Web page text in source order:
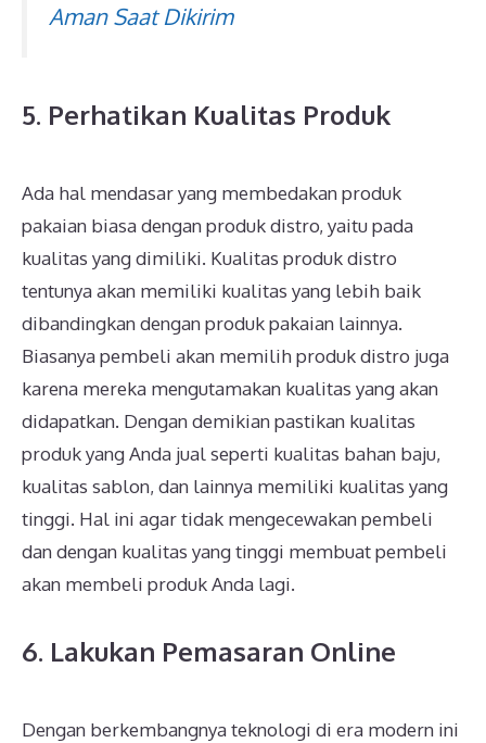
Aman Saat Dikirim
5. Perhatikan Kualitas Produk
Ada hal mendasar yang membedakan produk
pakaian biasa dengan produk distro, yaitu pada
kualitas yang dimiliki. Kualitas produk distro
tentunya akan memiliki kualitas yang lebih baik
dibandingkan dengan produk pakaian lainnya.
Biasanya pembeli akan memilih produk distro juga
karena mereka mengutamakan kualitas yang akan
didapatkan. Dengan demikian pastikan kualitas
produk yang Anda jual seperti kualitas bahan baju,
kualitas sablon, dan lainnya memiliki kualitas yang
tinggi. Hal ini agar tidak mengecewakan pembeli
dan dengan kualitas yang tinggi membuat pembeli
akan membeli produk Anda lagi.
6. Lakukan Pemasaran Online
Dengan berkembangnya teknologi di era modern ini